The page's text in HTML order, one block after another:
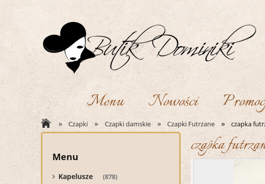
Menu Nowości
» Czapki » Czapki damskie » Czapki Futrzane » czapka
Menu
Kapelusze (878)
czapka